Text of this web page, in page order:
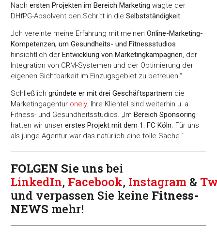
Nachersten Projekten im Bereich Marketing wagte der
DHfPG-Absolvent den Schritt in dieSelbstständigkeit
„Ich vereinte meine Erfahrung mit meinenOnline-Marketing-
Kompetenzen, um Gesundheits- und Fitnessstudios
hinsichtlich derEntwicklung von Marketingkampagnen, der
Integration von CRM-Systemen und der Optimierung der
eigenen Sichtbarkeit im Einzugsgebiet zu betreuen.“
Schließlichgründete er mit drei Geschäftspartnern die
Marketingagentur onely. Ihre Klientel sind weiterhin u. a.
Fitness- und Gesundheitsstudios. „ImBereich Sponsoring
hatten wir unsererstes Projekt mit dem 1. FC Köln. Für uns
als junge Agentur war das natürlich eine tolle Sache.“
FOLGEN Sie uns bei
LinkedIn, Facebook, Instagram &
und verpassen Sie keine Fitness-
NEWS mehr!